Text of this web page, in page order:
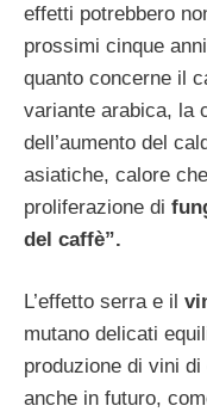
effetti potrebbero
prossimi cinque
quanto concerne il
variante arabica, la
dell’aumento del
asiatiche, calore
proliferazione di
del caffè”.
L’effetto serra e il
mutano delicati
produzione di vini
anche in futuro,